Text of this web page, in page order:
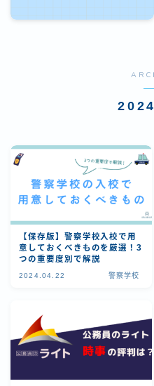
【保存版】警察学校入校で用
意しておくべきものを厳選！3
つの重要度別で解説
2024.04.22 警察学校